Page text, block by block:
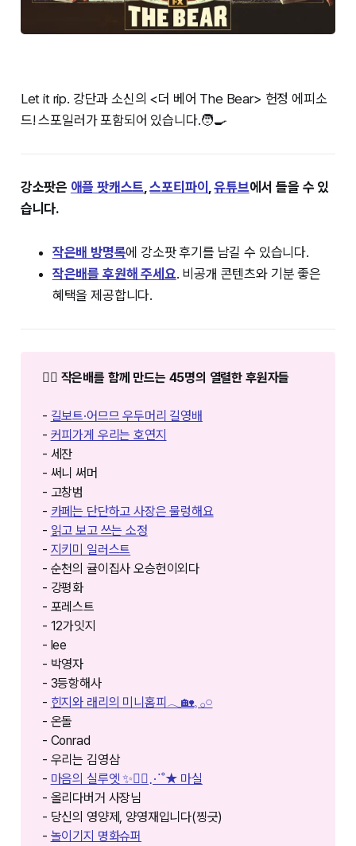
Let it rip. 강단과 소신의 <더 베어 The Bear> 헌정 에피소
드! 스포일러가 포함되어 있습니다.🧑‍🍳
강소팟은 ⁠⁠애플 팟캐스트⁠⁠,⁠⁠스포티파이⁠⁠ ,⁠⁠유튜브⁠⁠에서 들을 수 있
습니다.
작은배 방명록⁠에 강소팟 후기를 남길 수 있습니다.
작은배를 후원해 주세요. 비공개 콘텐츠와 기분 좋은
혜택을 제공합니다.
❤️‍🔥 작은배를 함께 만드는 45명의 열렬한 후원자들
- 길보트·어므므 우두머리 길영배
- 커피가게 우리는 호연지
- 세잔
- 써니 써머
- 고창범
- 카페는 단단하고 사장은 물렁해요
- 읽고 보고 쓰는 소정
- 지키미 일러스트
- 순천의 귤이집사 오승헌이외다
- 강평화
- 포레스트
- 12가잇지
- lee
- 박영자
- 3등항해사
- 힌지와 래리의 미니홈피𓂃🏡𓈒 𓂂𓏸
- 온돌
- Conrad
- 우리는 김영삼
- 마음의 실루엣 ✨🚶‍♀️⋰˚★ 마실
- 올리다버거 사장님
- 당신의 영양제, 양영재입니다(찡긋)
- 놀이기지 명화슈퍼